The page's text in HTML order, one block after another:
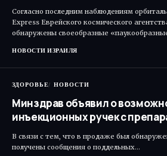
Согласно последним наблюдениям
Express Еврейского космического
обнаружены своеобразные
НОВОСТИ ИЗРАИЛЯ
ЗДОРОВЬЕ НОВОСТИ
Минздрав объявил о
инъекционных ручек с
В связи с тем, что в продаже был
получены сообщения о поддельных…